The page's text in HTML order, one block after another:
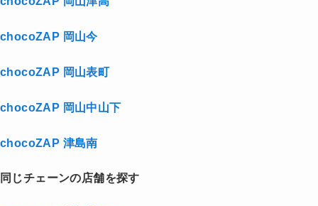
chocoZAP 岡山今
chocoZAP 岡山表町
chocoZAP 岡山中山下
chocoZAP 津島南
同じチェーンの店舗を探す